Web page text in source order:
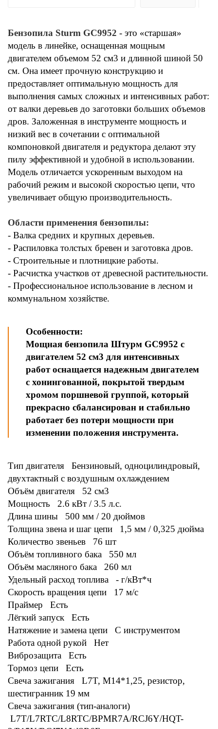
Бензопила Sturm GC9952 - это «старшая»
модель в линейке, оснащенная мощным
двигателем объемом 52 см3 и длинной шиной 50
см. Она имеет прочную конструкцию и
предоставляет оптимальную мощность для
выполнения самых сложных и интенсивных работ:
от валки деревьев до заготовки больших объемов
дров. Заложенная в инструменте мощность и
низкий вес в сочетании с оптимальной
компоновкой двигателя и редуктора делают эту
пилу эффективной и удобной в использовании.
Модель отличается ускоренным выходом на
рабочий режим и высокой скоростью цепи, что
увеличивает общую производительность.
Области применения бензопилы:
- Валка средних и крупных деревьев.
- Распиловка толстых бревен и заготовка дров.
- Строительные и плотницкие работы.
- Расчистка участков от древесной растительности.
- Профессиональное использование в лесном и
коммунальном хозяйстве.
Особенности:
Мощная бензопила Штурм GC9952 с
двигателем 52 см3 для интенсивных
работ оснащается надежным двигателем
с хонингованной, покрытой твердым
хромом поршневой группой, который
прекрасно сбалансирован и стабильно
работает без потери мощности при
изменении положения инструмента.
Тип двигателя Бензиновый, одноцилиндровый,
двухтактный с воздушным охлаждением
Объём двигателя 52 см3
Мощность 2.6 кВт / 3.5 л.с.
Длина шины 500 мм / 20 дюймов
Толщина звена и шаг цепи 1,5 мм / 0,325 дюйма
Количество звеньев 76 шт
Объём топливного бака 550 мл
Объём масляного бака 260 мл
Удельный расход топлива - г/кВт*ч
Скорость вращения цепи 17 м/с
Праймер Есть
Лёгкий запуск Есть
Натяжение и замена цепи С инструментом
Работа одной рукой Нет
Виброзащита Есть
Тормоз цепи Есть
Свеча зажигания L7T, M14*1,25, резистор,
шестигранник 19 мм
Свеча зажигания (тип-аналоги)
L7T/L7RTC/L8RTC/BPMR7A/RCJ6Y/HQT-